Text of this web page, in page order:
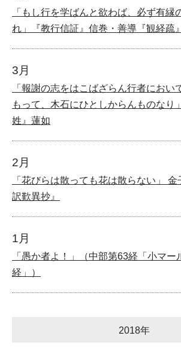
「もし行を学ばんと欲わば、必ず有縁
れ」『教行信証』信巻・善導『観経疏』
3月
「報謝の志をはこばざらん行者におい
もって、木石にひとしからんものなり
姓』蓮如
2月
「花びらは散っても花は散らない」
訳歎異抄』
1月
「愚か者よ！」（中部第63経「小マー
経」）
2018年